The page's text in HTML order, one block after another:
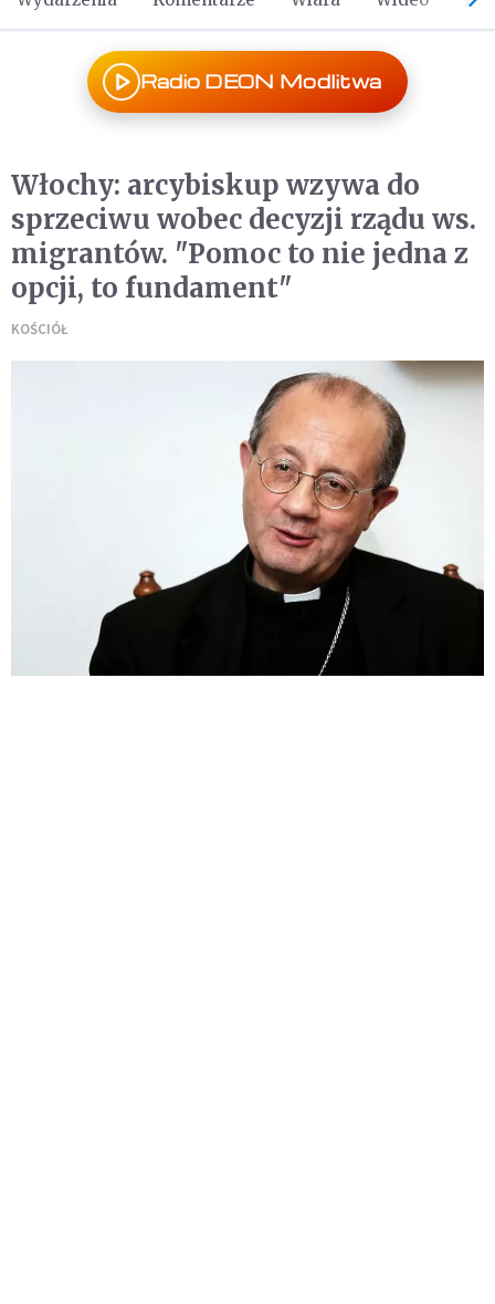
Radio DEON Modlitwa
Włochy: arcybiskup wzywa do
sprzeciwu wobec decyzji rządu ws.
migrantów. "Pomoc to nie jedna z
opcji, to fundament"
KOŚCIÓŁ